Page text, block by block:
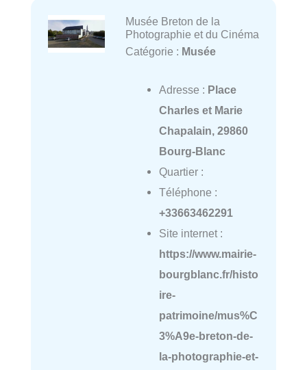
Musée Breton de la
Photographie et du Cinéma
Catégorie : Musée
Adresse : Place
Charles et Marie
Chapalain, 29860
Bourg-Blanc
Quartier :
Téléphone :
+33663462291
Site internet :
https://www.mairie-
bourgblanc.fr/histo
ire-
patrimoine/mus%C
3%A9e-breton-de-
la-photographie-et-